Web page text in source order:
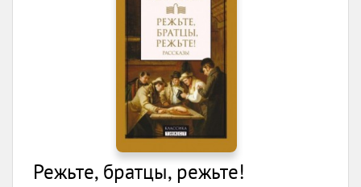
Режьте, братцы, режьте!